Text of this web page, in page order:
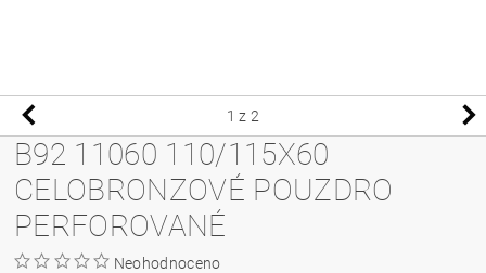
1 z 2
B92 11060 110/115X60
CELOBRONZOVÉ POUZDRO
PERFOROVANÉ
Neohodnoceno